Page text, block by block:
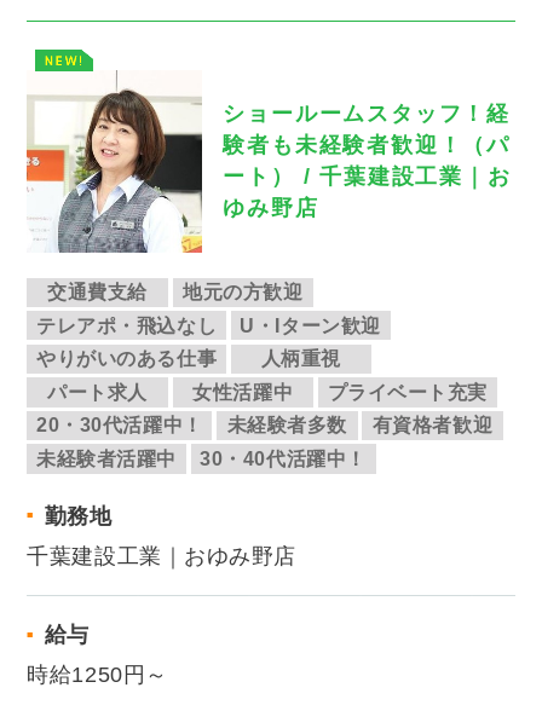
ショールームスタッフ！経
験者も未経験者歓迎！（パ
ート） / 千葉建設工業｜お
ゆみ野店
交通費支給
地元の方歓迎
テレアポ・飛込なし
U・Iターン歓迎
やりがいのある仕事
人柄重視
パート求人
女性活躍中
プライベート充実
20・30代活躍中！
未経験者多数
有資格者歓迎
未経験者活躍中
30・40代活躍中！
勤務地
千葉建設工業｜おゆみ野店
給与
時給1250円～